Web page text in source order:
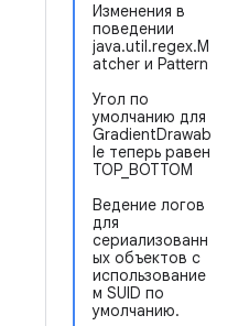
Изменения в
поведении
java.util.regex.M
atcher и Pattern
Угол по
умолчанию для
GradientDrawab
le теперь равен
TOP_BOTTOM
Ведение логов
для
сериализованн
ых объектов с
использование
м SUID по
умолчанию.